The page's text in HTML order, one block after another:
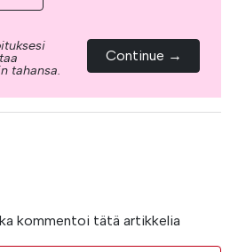
tahansa.
Continue →
kommentoi tätä artikkelia